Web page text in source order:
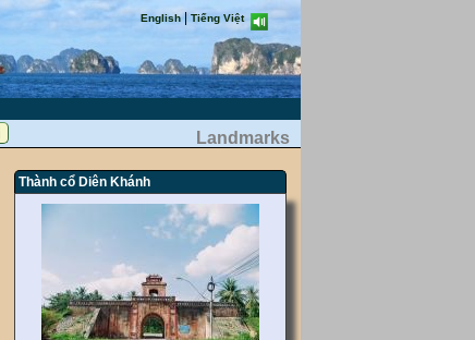
English| Tiếng Việt
Landmarks
Thành cổ Diên Khánh